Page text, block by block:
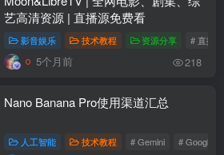
艺高清资源 | 直播源免费看
影音娱乐 技术教程 资源分享 # 直播源
5个月前 218
Nano Banana Pro使用渠道汇总
人工智能 技术教程 # Gemini # Google